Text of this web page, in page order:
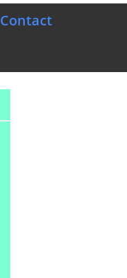
Contact